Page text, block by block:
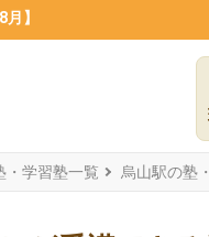
】
・学習塾一覧 烏山駅の塾